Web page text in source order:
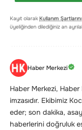
Kayıt olarak Kullanım Şartlarını
üyeliğinden dilediğiniz an
Haber Merkezi
Haber Merkezi,
imzasıdır. Ekibimiz
eder; son dakika,
haberlerini doğruluk